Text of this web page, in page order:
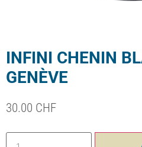
INFINI CHENIN
GENÈVE
30.00 CHF